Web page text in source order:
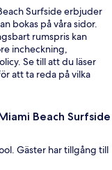
Surfside erbjuder
bokas på våra sidor.
rumspris kan
incheckning,
Se till att du läser
att ta reda på vilka
Beach Surfside
Gäster har tillgång till